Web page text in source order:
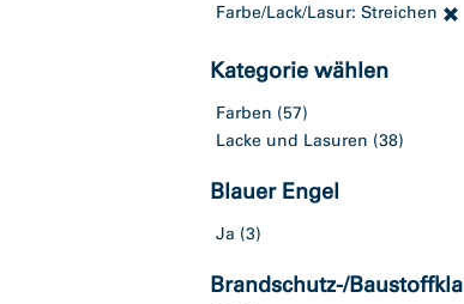
Farbe/Lack/Lasur: Streichen
Kategorie wählen
Farben (57)
Lacke und Lasuren (38)
Blauer Engel
Ja (3)
Brandschutz-/Baustoffkla